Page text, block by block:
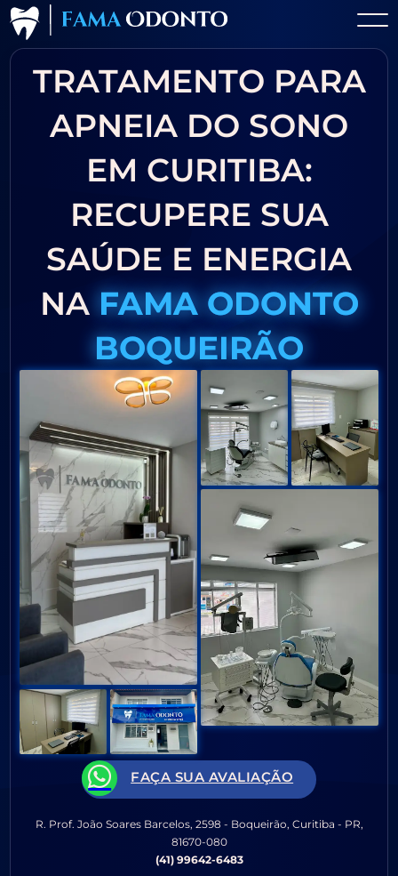
TRATAMENTO PARA
APNEIA DO SONO
EM CURITIBA:
RECUPERE SUA
SAÚDE E ENERGIA
NA FAMA ODONTO
BOQUEIRÃO
FAÇA SUA AVALIAÇÃO
R. Prof. João Soares Barcelos, 2598 - Boqueirão, Curitiba - PR,
81670-080
(41) 99642-6483